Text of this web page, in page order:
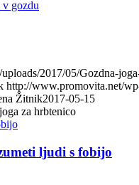
2017/05/Gozdna-
http://www.promovita.net/
Žitnik2017-05-15
za hrbtenico
ljudi s fobijo